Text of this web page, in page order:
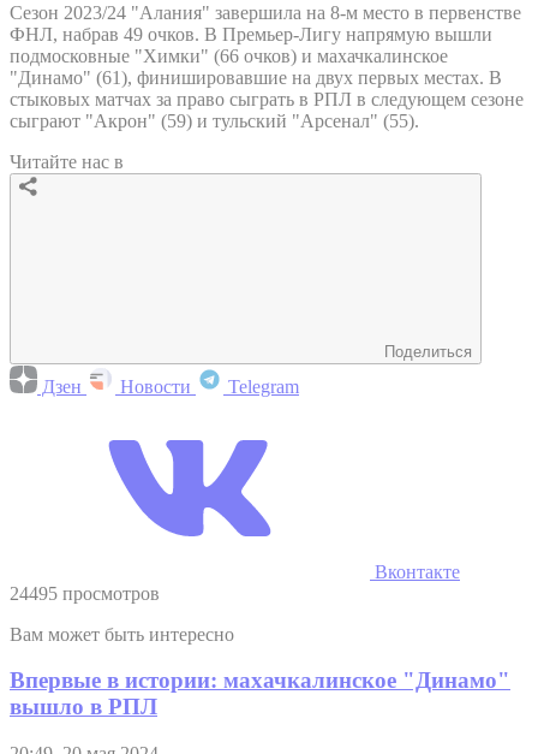
Сезон 2023/24 "Алания" завершила на 8-м место в первенстве
ФНЛ, набрав 49 очков. В Премьер-Лигу напрямую вышли
подмосковные "Химки" (66 очков) и махачкалинское
"Динамо" (61), финишировавшие на двух первых местах. В
стыковых матчах за право сыграть в РПЛ в следующем сезоне
сыграют "Акрон" (59) и тульский "Арсенал" (55).
Читайте нас в
Поделиться
Дзен Новости Telegram
Вконтакте
24495 просмотров
Вам может быть интересно
Впервые в истории: махачкалинское "Динамо"
вышло в РПЛ